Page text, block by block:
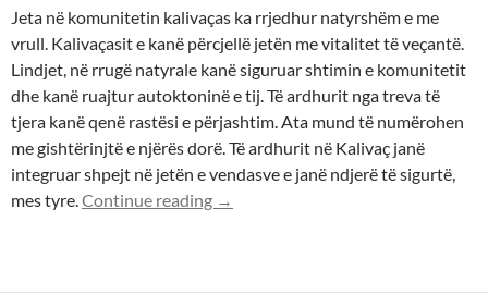
Jeta në komunitetin kalivaças ka rrjedhur natyrshëm e me
vrull. Kalivaçasit e kanë përcjellë jetën me vitalitet të veçantë.
Lindjet, në rrugë natyrale kanë siguruar shtimin e komunitetit
dhe kanë ruajtur autoktoninë e tij. Të ardhurit nga treva të
tjera kanë qenë rastësi e përjashtim. Ata mund të numërohen
me gishtërinjtë e njërës dorë. Të ardhurit në Kalivaç janë
integruar shpejt në jetën e vendasve e janë ndjerë të sigurtë,
mes tyre.Continue reading Mamitë popullore ose gratë e
→